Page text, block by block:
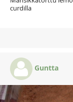
curdilla
Guntta